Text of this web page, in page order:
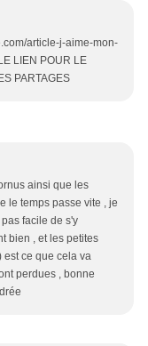
article-j-aime-mon-
LIEN POUR LE
PARTAGES
ainsi que les
le temps passe vite , je
facile de s'y
bien , et les petites
ce que cela va
perdues , bonne